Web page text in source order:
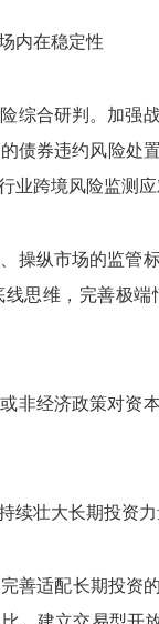
内在稳定性
综合研判。加强
债券违约风险处
业跨境风险监测
操纵市场的监管
思维，完善极
非经济政策对资
续壮大长期投资
善适配长期投资